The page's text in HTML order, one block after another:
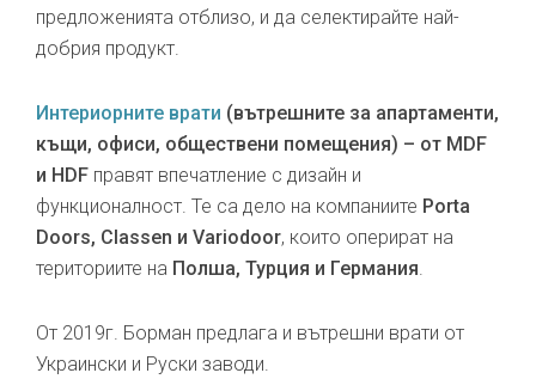
предложенията отблизо, и да селектирайте най-
добрия продукт.
Интериорните врати (вътрешните за апартаменти,
къщи, офиси, обществени помещения) – от MDF
и HDF правят впечатление с дизайн и
функционалност. Те са дело на компаниите Porta
Doors, Classen и Variodoor, които оперират на
териториите на Полша, Турция и Германия
От 2019г. Борман предлага и вътрешни врати от
Украински и Руски заводи.